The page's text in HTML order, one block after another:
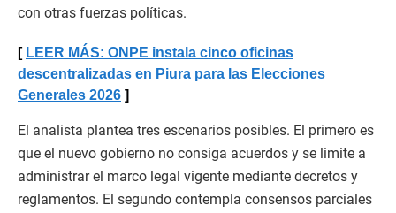
con otras fuerzas políticas.
LEER MÁS: ONPE instala cinco oficinas
descentralizadas en Piura para las Elecciones
Generales 2026
El analista plantea tres escenarios posibles. El primero es
que el nuevo gobierno no consiga acuerdos y se limite a
administrar el marco legal vigente mediante decretos y
reglamentos. El segundo contempla consensos parciales